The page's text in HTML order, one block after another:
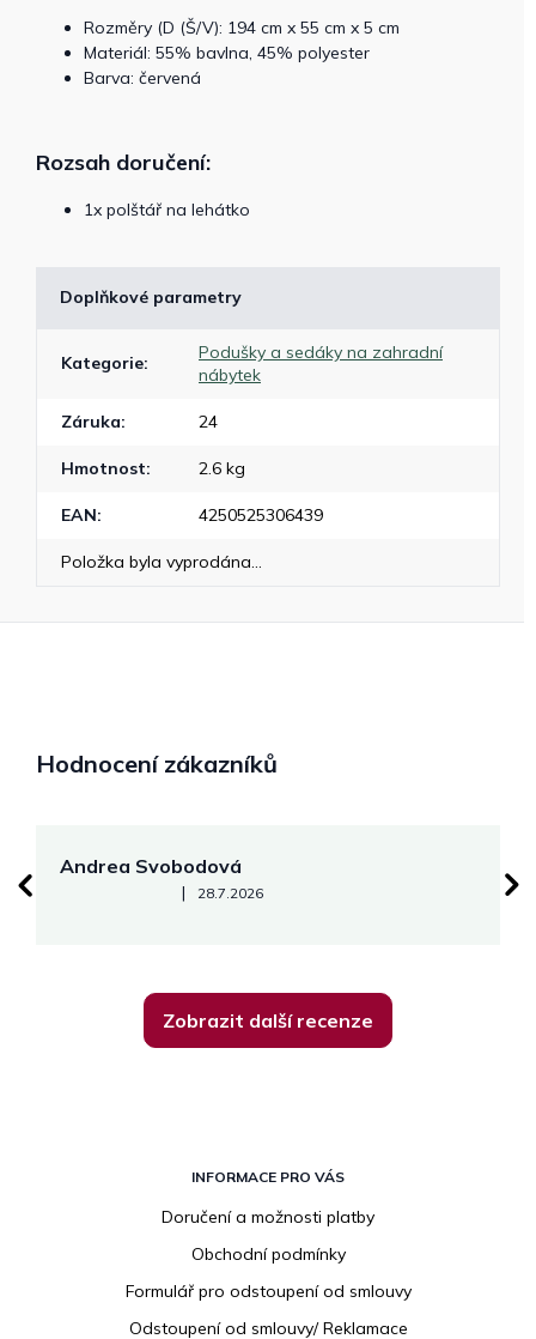
Rozměry (D (Š/V): 194 cm x 55 cm x 5 cm
Materiál: 55% bavlna, 45% polyester
Barva: červená
Rozsah doručení:
1x polštář na lehátko
Doplňkové parametry
Kategorie:
Podušky a sedáky na zahradní
nábytek
Záruka: 24
Hmotnost: 2.6 kg
EAN: 4250525306439
Položka byla vyprodána…
Hodnocení zákazníků
Andrea Svobodová
Hodnocení obchodu je 5 z 5 hvězdiček.
| 28.7.2026
Zobrazit další recenze
INFORMACE PRO VÁS
Doručení a možnosti platby
Obchodní podmínky
Formulář pro odstoupení od smlouvy
Odstoupení od smlouvy/ Reklamace